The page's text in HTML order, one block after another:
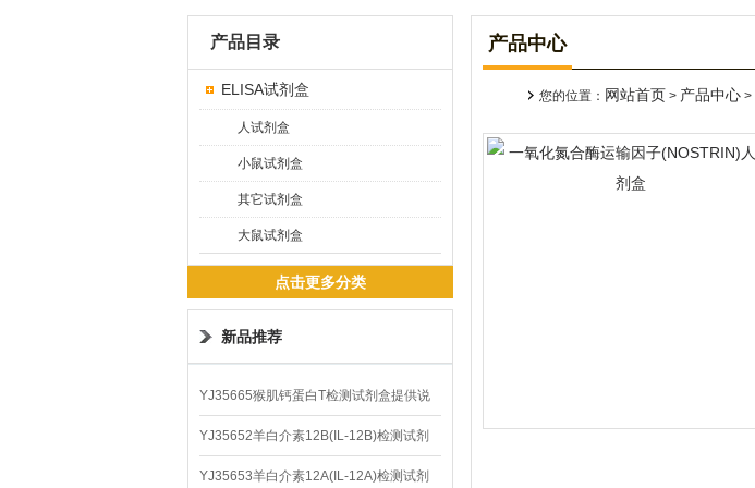
产品目录
ELISA试剂盒
人试剂盒
小鼠试剂盒
其它试剂盒
大鼠试剂盒
点击更多分类
新品推荐
YJ35665猴肌钙蛋白T检测试剂盒提供说
明书
YJ35652羊白介素12B(IL-12B)检测试剂
盒
YJ35653羊白介素12A(IL-12A)检测试剂
产品中心
您的位置： 网站首页 > 产品中心 >